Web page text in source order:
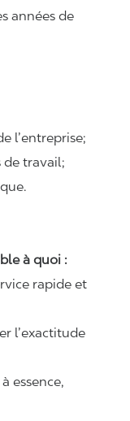
années de
l’entreprise;
de travail;
à quoi :
rapide et
l’exactitude
essence,